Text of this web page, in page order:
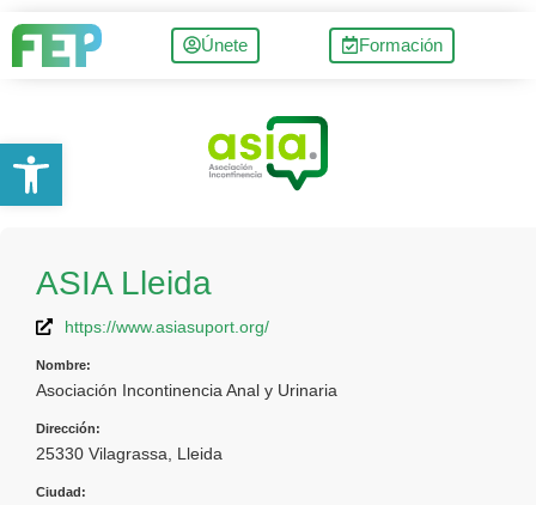
Únete Formación
ASIA Lleida
https://www.asiasuport.org/
Nombre:
Asociación Incontinencia Anal y Urinaria
Dirección:
25330 Vilagrassa, Lleida
Ciudad:
Abrir barra de herramientas